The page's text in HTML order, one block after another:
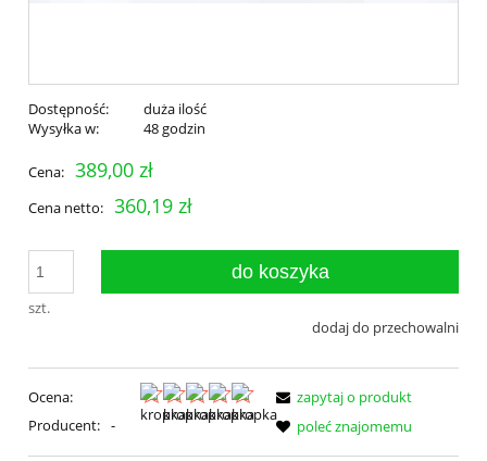
Dostępność:
duża ilość
Wysyłka w:
48 godzin
Cena: 389,00 zł
Cena netto: 360,19 zł
szt.
do koszyka
dodaj do przechowalni
Ocena:
Producent: -
zapytaj o produkt
poleć znajomemu